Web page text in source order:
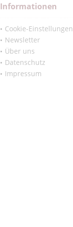
Informationen
Cookie-Einstellungen
Newsletter
Über uns
Datenschutz
Impressum